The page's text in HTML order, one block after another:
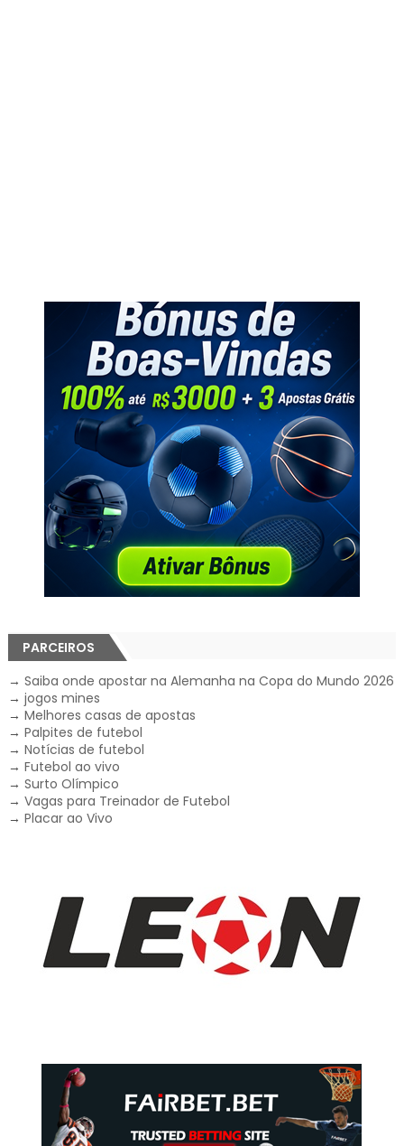
PARCEIROS
→ Saiba onde apostar na Alemanha na Copa do Mundo 2026
→ jogos mines
→ Melhores casas de apostas
→ Palpites de futebol
→ Notícias de futebol
→ Futebol ao vivo
→ Surto Olímpico
→ Vagas para Treinador de Futebol
→ Placar ao Vivo